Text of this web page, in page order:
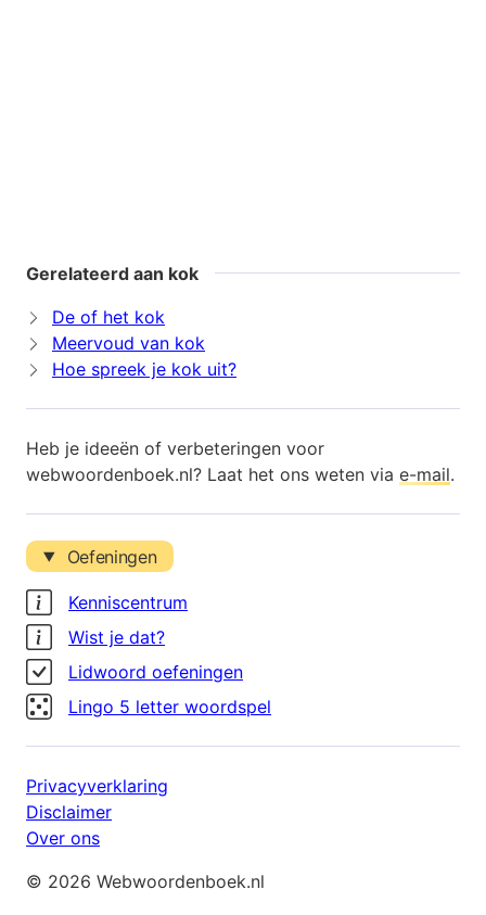
Gerelateerd aan kok
De of het kok
Meervoud van kok
Hoe spreek je kok uit?
Heb je ideeën of verbeteringen voor
webwoordenboek.nl? Laat het ons weten via e-mail.
Oefeningen
Kenniscentrum
Wist je dat?
Lidwoord oefeningen
Lingo 5 letter woordspel
Privacyverklaring
Disclaimer
Over ons
© 2026 Webwoordenboek.nl